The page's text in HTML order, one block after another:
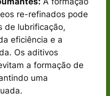
re-refinados pode
de lubrificação,
eficiência e a
Os aditivos
a formação de
uma